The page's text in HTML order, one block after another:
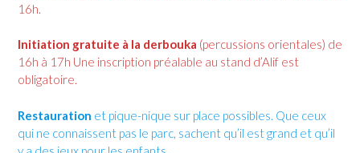
16h.
Initiation gratuite à la derbouka (percussions orientales) de
16h à 17h Une inscription préalable au stand d’Alif est
obligatoire.
Restauration et pique-nique sur place possibles. Que ceux
qui ne connaissent pas le parc, sachent qu’il est grand et qu’il